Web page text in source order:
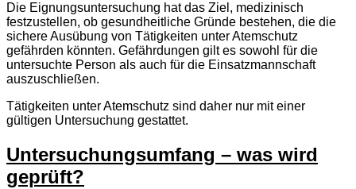
Die Eignungsuntersuchung hat das Ziel, medizinisch
festzustellen, ob gesundheitliche Gründe bestehen, die die
sichere Ausübung von Tätigkeiten unter Atemschutz
gefährden könnten. Gefährdungen gilt es sowohl für die
untersuchte Person als auch für die Einsatzmannschaft
auszuschließen.
Tätigkeiten unter Atemschutz sind daher nur mit einer
gültigen Untersuchung gestattet.
Untersuchungsumfang – was wird
geprüft?